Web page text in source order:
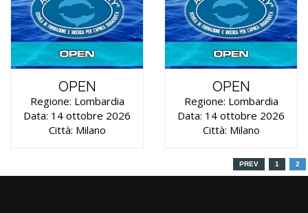
OPEN
Regione: Lombardia
Data: 14 ottobre 2026
Città: Milano
OPEN
Regione: Lombardia
Data: 14 ottobre 2026
Città: Milano
PREV 1 2